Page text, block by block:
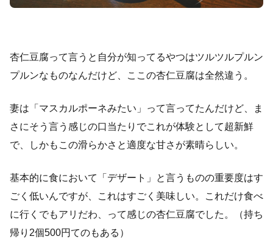
杏仁豆腐って言うと自分が知ってるやつはツルツルプルン
プルンなものなんだけど、ここの杏仁豆腐は全然違う。
妻は「マスカルポーネみたい」って言ってたんだけど、ま
さにそう言う感じの口当たりでこれが体験として超新鮮
で、しかもこの滑らかさと適度な甘さが素晴らしい。
基本的に食において「デザート」と言うものの重要度はす
ごく低いんですが、これはすごく美味しい。これだけ食べ
に行くでもアリだわ、って感じの杏仁豆腐でした。（持ち
帰り2個500円てのもある）